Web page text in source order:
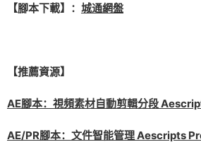
【腳本下載】： 城通網盤
【推薦資源】
AE腳本：視頻素材自動剪輯分段
AE/PR腳本：文件智能管理 Aescripts